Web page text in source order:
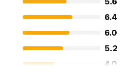
6.4
6.0
5.2
4.0